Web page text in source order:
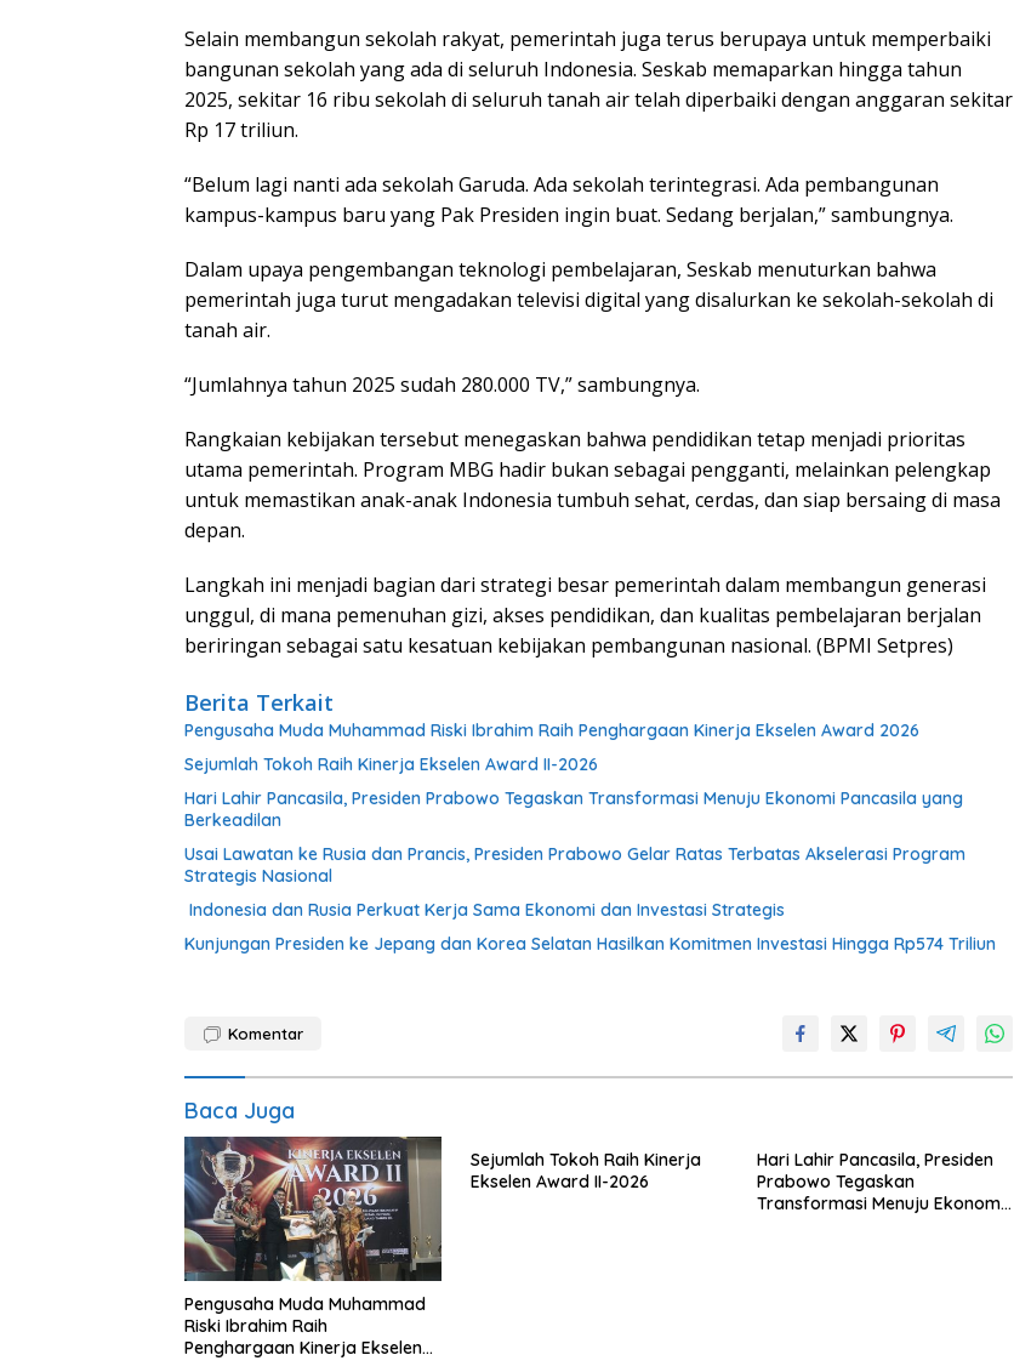
Selain membangun sekolah rakyat, pemerintah juga terus berupaya untuk memperbaiki
bangunan sekolah yang ada di seluruh Indonesia. Seskab memaparkan hingga tahun
2025, sekitar 16 ribu sekolah di seluruh tanah air telah diperbaiki dengan anggaran sekitar
Rp 17 triliun.
“Belum lagi nanti ada sekolah Garuda. Ada sekolah terintegrasi. Ada pembangunan
kampus-kampus baru yang Pak Presiden ingin buat. Sedang berjalan,” sambungnya.
Dalam upaya pengembangan teknologi pembelajaran, Seskab menuturkan bahwa
pemerintah juga turut mengadakan televisi digital yang disalurkan ke sekolah-sekolah di
tanah air.
“Jumlahnya tahun 2025 sudah 280.000 TV,” sambungnya.
Rangkaian kebijakan tersebut menegaskan bahwa pendidikan tetap menjadi prioritas
utama pemerintah. Program MBG hadir bukan sebagai pengganti, melainkan pelengkap
untuk memastikan anak-anak Indonesia tumbuh sehat, cerdas, dan siap bersaing di masa
depan.
Langkah ini menjadi bagian dari strategi besar pemerintah dalam membangun generasi
unggul, di mana pemenuhan gizi, akses pendidikan, dan kualitas pembelajaran berjalan
beriringan sebagai satu kesatuan kebijakan pembangunan nasional. (BPMI Setpres)
Berita Terkait
Pengusaha Muda Muhammad Riski Ibrahim Raih Penghargaan Kinerja Ekselen Award 2026
Sejumlah Tokoh Raih Kinerja Ekselen Award II-2026
Hari Lahir Pancasila, Presiden Prabowo Tegaskan Transformasi Menuju Ekonomi Pancasila yang
Berkeadilan
Usai Lawatan ke Rusia dan Prancis, Presiden Prabowo Gelar Ratas Terbatas Akselerasi Program
Strategis Nasional
Indonesia dan Rusia Perkuat Kerja Sama Ekonomi dan Investasi Strategis
Kunjungan Presiden ke Jepang dan Korea Selatan Hasilkan Komitmen Investasi Hingga Rp574 Triliun
Komentar
Baca Juga
Pengusaha Muda Muhammad
Riski Ibrahim Raih
Penghargaan Kinerja Ekselen
Sejumlah Tokoh Raih Kinerja
Ekselen Award II-2026
Hari Lahir Pancasila, Presiden
Prabowo Tegaskan
Transformasi Menuju Ekonomi